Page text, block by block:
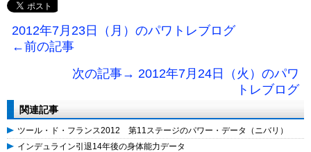
2012年7月23日（月）のパワトレブログ
←前の記事
次の記事→ 2012年7月24日（火）のパワ
トレブログ
関連記事
ツール・ド・フランス2012 第11ステージのパワー・データ（ニバリ）
インデュライン引退14年後の身体能力データ